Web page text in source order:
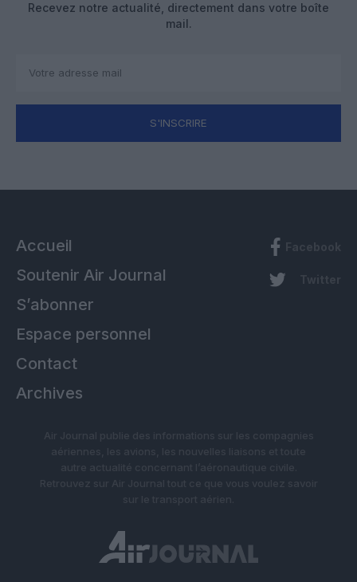
Recevez notre actualité, directement dans votre boîte
mail.
S'INSCRIRE
Accueil
Soutenir Air Journal
S’abonner
Espace personnel
Contact
Archives